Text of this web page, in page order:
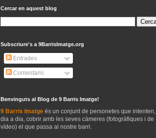
Cercar en aquest blog
Subscriure's a 9BarrisImatge.org
Entrades
Comentaris
Benvinguts al Blog de 9 Barris Imatge!
9 Barris Imatge és un conjunt de personetes que intenten,
dia a dia, cobrir amb les seves càmeres (fotogràfiques i de
vídeo) el que passa al nostre barri.